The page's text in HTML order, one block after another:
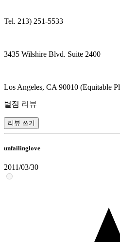
Tel. 213) 251-5533
3435 Wilshire Blvd. Suite 2400
Los Angeles, CA 90010 (Equitable
별점 리뷰
리뷰 쓰기
unfailinglove
2011/03/30